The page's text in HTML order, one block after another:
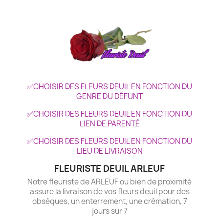
✅CHOISIR DES FLEURS DEUIL EN FONCTION DU
GENRE DU DÉFUNT
✅CHOISIR DES FLEURS DEUIL EN FONCTION DU
LIEN DE PARENTÉ
✅CHOISIR DES FLEURS DEUIL EN FONCTION DU
LIEU DE LIVRAISON
FLEURISTE DEUIL ARLEUF
Notre fleuriste de ARLEUF ou bien de proximité
assure la livraison de vos fleurs deuil pour des
obsèques, un enterrement, une crémation, 7
jours sur 7